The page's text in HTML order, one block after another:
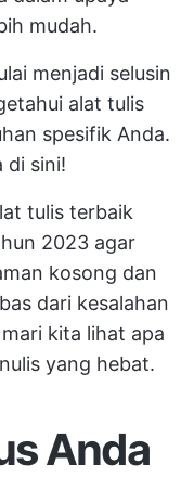
mudah.
menjadi selusin
alat tulis
spesifik Anda.
di sini!
tulis terbaik
2023 agar
kosong dan
dari kesalahan
kita lihat apa
yang hebat.
Anda